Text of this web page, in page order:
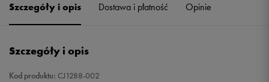
46 30 cm
Szczegóły i opis Dostawa i płatność Opinie
Szczegóły i opis
Kod produktu: CJ1288-002